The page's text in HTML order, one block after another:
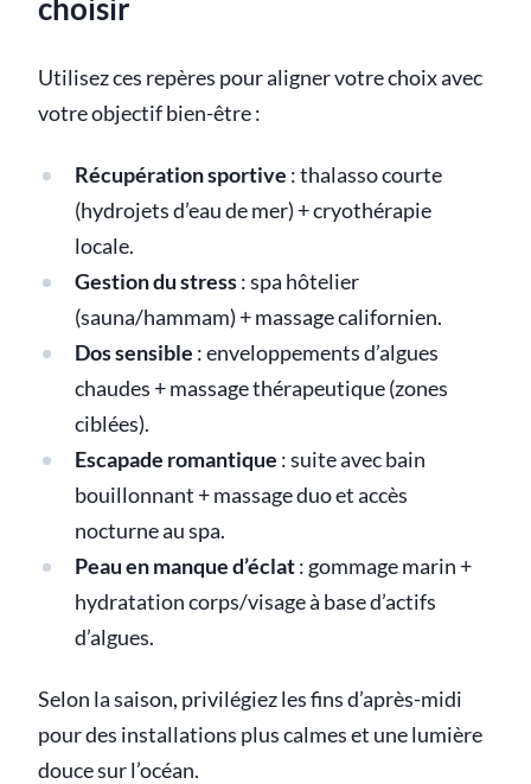
choisir
Utilisez ces repères pour aligner votre choix avec
votre objectif bien-être :
Récupération sportive : thalasso courte
(hydrojets d’eau de mer) + cryothérapie
locale.
Gestion du stress: spa hôtelier
(sauna/hammam) + massage californien.
Dos sensible : enveloppements d’algues
chaudes + massage thérapeutique (zones
ciblées).
Escapade romantique : suite avec bain
bouillonnant + massage duo et accès
nocturne au spa.
Peau en manque d’éclat: gommage marin +
hydratation corps/visage à base d’actifs
d’algues.
Selon la saison, privilégiez les fins d’après-midi
pour des installations plus calmes et une lumière
douce sur l’océan.